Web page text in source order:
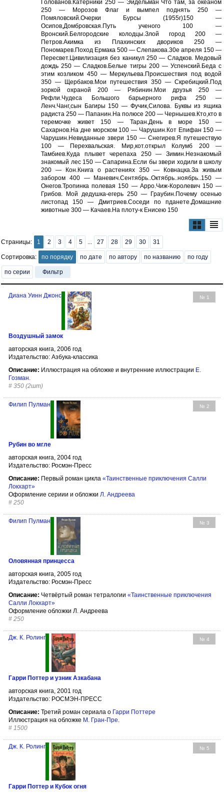
Страницы: 1 2 3 4 5 ... 27 28 29 30 31
Сортировка: по порядку по дате по автору по названию по году
по серии Фильтр
№ 1
Диана Уинн Джонс
Воздушный замок
авторская книга, 2006 год
Издательство: Азбука-классика
Описание: Иллюстрация на обложке и внутренние иллюстрации Е.
Гозман
# 350 (2шт)
№ 2
Филип Пулман
Рубин во мгле
авторская книга, 2004 год
Издательство: Росмэн-Пресс
Описание: Первый роман цикла «Таинственные приключения Салли
Локхарт»
Оформление сериии и обложки Л. Андреева
# 250
№ 3
Филип Пулман
Оловянная принцесса
авторская книга, 2005 год
Издательство: Росмэн-Пресс
Описание: Четвёртый роман тетралогии «Таинственные приключения
Салли Локхарт»
Оформление обложки Л. Андреева
# 250
№ 4
Дж. К. Ролинг
Гарри Поттер и узник Азкабана
авторская книга, 2001 год
Издательство: РОСМЭН-ПРЕСС
Описание: Третий роман сериала о Гарри Поттере
Иллюстрация на обложке М. Гран-Пре.
# 1500
№ 5
Дж. К. Ролинг
Гарри Поттер и Кубок огня